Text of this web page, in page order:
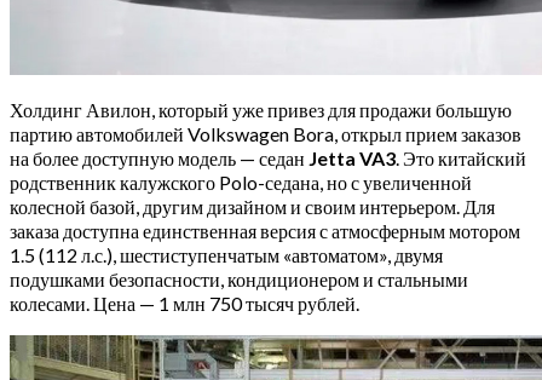
Холдинг Авилон, который уже привез для продажи большую
партию автомобилей Volkswagen Bora, открыл прием заказов
на более доступную модель — седан Jetta VA3 . Это китайский
родственник калужского Polo-седана, но с увеличенной
колесной базой, другим дизайном и своим интерьером. Для
заказа доступна единственная версия с атмосферным мотором
1.5 (112 л.с.), шестиступенчатым «автоматом», двумя
подушками безопасности, кондиционером и стальными
колесами. Цена — 1 млн 750 тысяч рублей.